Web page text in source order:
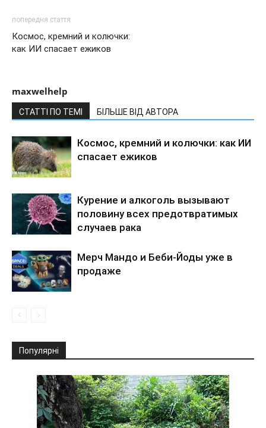
попередня стаття
Космос, кремний и колючки:
как ИИ спасает ежиков
maxwelhelp
СТАТТІ ПО ТЕМІ БІЛЬШЕ ВІД АВТОРА
Космос, кремний и колючки: как ИИ
спасает ежиков
Курение и алкоголь вызывают
половину всех предотвратимых
случаев рака
Мерч Мандо и Беби-Йоды уже в
продаже
Популярні